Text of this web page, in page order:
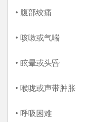
• 腹部绞痛
• 咳嗽或气喘
• 眩晕或头昏
• 喉咙或声带肿胀
• 呼吸困难